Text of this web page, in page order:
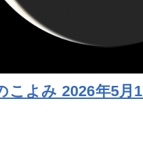
こよみ 2026年5月